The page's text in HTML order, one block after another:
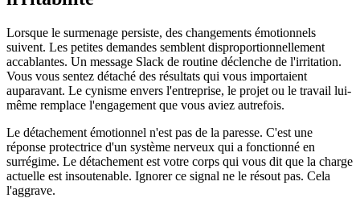
Lorsque le surmenage persiste, des changements émotionnels
suivent. Les petites demandes semblent disproportionnellement
accablantes. Un message Slack de routine déclenche de l'irritation.
Vous vous sentez détaché des résultats qui vous importaient
auparavant. Le cynisme envers l'entreprise, le projet ou le travail lui-
même remplace l'engagement que vous aviez autrefois.
Le détachement émotionnel n'est pas de la paresse. C'est une
réponse protectrice d'un système nerveux qui a fonctionné en
surrégime. Le détachement est votre corps qui vous dit que la charge
actuelle est insoutenable. Ignorer ce signal ne le résout pas. Cela
l'aggrave.